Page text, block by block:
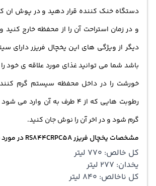
دستگاه خنک کننده قرار دهید و در پوش ان
و در زمان استراحت آن را از محفظه خارج
دیگر از ویژگی های این یخچال فریزر دارای
باشد شما می توانید غذای مورد علاقه ی خود
خورشت را در داخل محفظه سیستم گرم کننده
رطوبت هایی که از 4 طرف به آن
گرم شود و در اخر آن را نوش جان کنید.
مشخصات یخچال فریزر RS844CRPC5A در مورد ظرفیت Capacity
کل خالص: 770 لیتر
یخدان: 277 لیتر
کل ناخالص: 840 لیتر